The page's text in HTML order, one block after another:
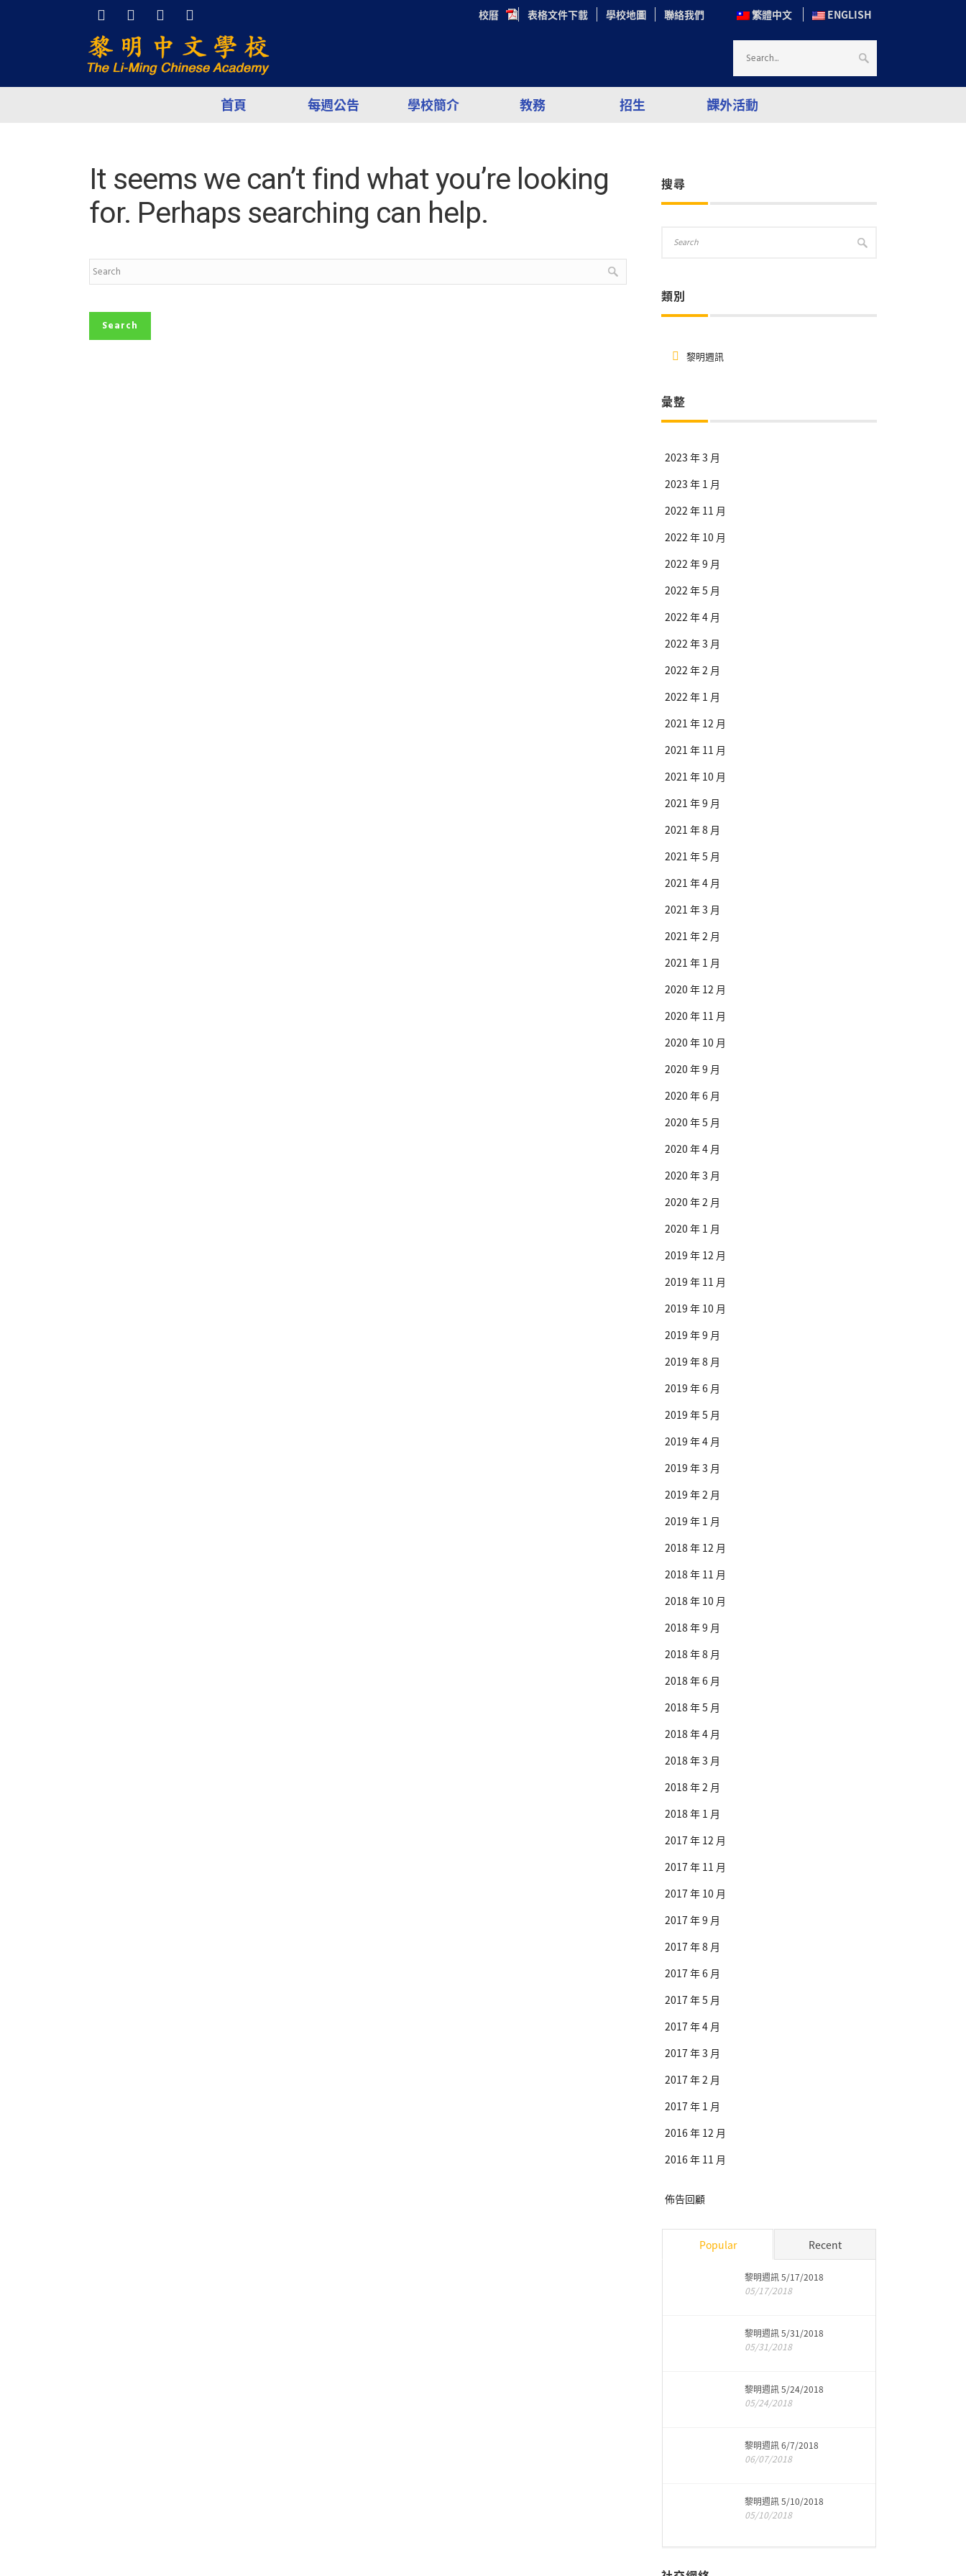
繁體中文 ENGLISH
校曆 表格文件下載 學校地圖 聯絡我們
首頁 每週公告 學校簡介 教務 招生 課外活動
It seems we can’t find what you’re looking
for. Perhaps searching can help.
搜尋
類別
黎明週訊
彙整
2023 年 3 月
2023 年 1 月
2022 年 11 月
2022 年 10 月
2022 年 9 月
2022 年 5 月
2022 年 4 月
2022 年 3 月
2022 年 2 月
2022 年 1 月
2021 年 12 月
2021 年 11 月
2021 年 10 月
2021 年 9 月
2021 年 8 月
2021 年 5 月
2021 年 4 月
2021 年 3 月
2021 年 2 月
2021 年 1 月
2020 年 12 月
2020 年 11 月
2020 年 10 月
2020 年 9 月
2020 年 6 月
2020 年 5 月
2020 年 4 月
2020 年 3 月
2020 年 2 月
2020 年 1 月
2019 年 12 月
2019 年 11 月
2019 年 10 月
2019 年 9 月
2019 年 8 月
2019 年 6 月
2019 年 5 月
2019 年 4 月
2019 年 3 月
2019 年 2 月
2019 年 1 月
2018 年 12 月
2018 年 11 月
2018 年 10 月
2018 年 9 月
2018 年 8 月
2018 年 6 月
2018 年 5 月
2018 年 4 月
2018 年 3 月
2018 年 2 月
2018 年 1 月
2017 年 12 月
2017 年 11 月
2017 年 10 月
2017 年 9 月
2017 年 8 月
2017 年 6 月
2017 年 5 月
2017 年 4 月
2017 年 3 月
2017 年 2 月
2017 年 1 月
2016 年 12 月
2016 年 11 月
佈告回顧
Popular Recent
黎明週訊 5/17/2018
05/17/2018
黎明週訊 5/31/2018
05/31/2018
黎明週訊 5/24/2018
05/24/2018
黎明週訊 6/7/2018
06/07/2018
黎明週訊 5/10/2018
05/10/2018